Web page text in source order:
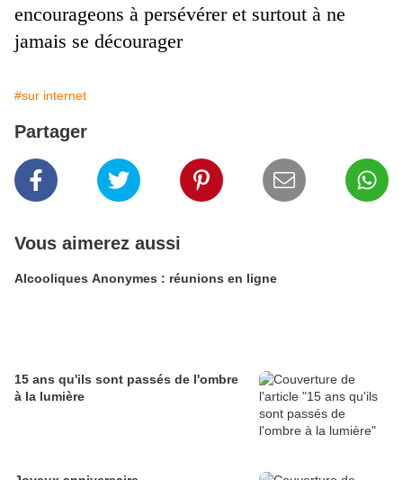
encourageons à persévérer et surtout à ne
jamais se décourager
#sur internet
Partager
Vous aimerez aussi
Alcooliques Anonymes : réunions en ligne
15 ans qu'ils sont passés de l'ombre
à la lumière